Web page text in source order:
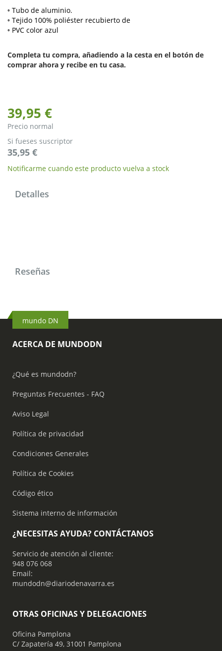
◦ Tubo de aluminio.
◦ Tejido 100% poliéster recubierto de
◦ PVC color azul
Completa tu compra, añadiendo a la cesta en el botón de
comprar ahora y recibe en tu casa.
39,95 €
Precio normal
Si fueses suscriptor
35,95 €
Notificarme cuando este producto vuelva a stock
Detalles
Reseñas
mundo DN
ACERCA DE MUNDODN
¿Qué es mundodn?
Preguntas Frecuentes - FAQ
Aviso Legal
Política de privacidad
Condiciones Generales
Política de Cookies
Código ético
Sistema interno de información
¿NECESITAS AYUDA? CONTÁCTANOS
Servicio de atención al cliente:
948 076 068
Email:
mundodn@diariodenavarra.es
OTRAS OFICINAS Y DELEGACIONES
Oficina Pamplona
C/ Zapatería 49, 31001 Pamplona